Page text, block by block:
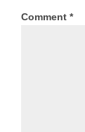
Comment *